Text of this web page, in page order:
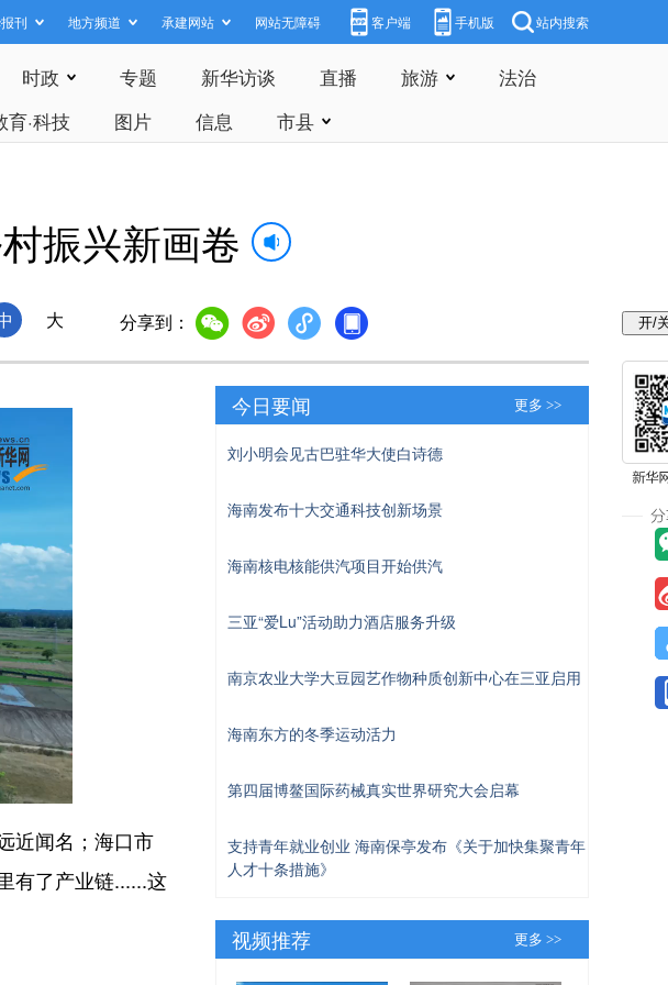
刊 地方频道 承建网站 网站无障碍 客户端 手机版 站内搜索
时政 专题 新华访谈 直播 旅游
法治
育·科技 图片 信息 市县
振兴新画卷
大 分享到：
近闻名；海口市
有了产业链......这
今日要闻 更多 >>
刘小明会见古巴驻华大使白诗德
海南发布十大交通科技创新场景
海南核电核能供汽项目开始供汽
三亚“爱Lu”活动助力酒店服务升级
南京农业大学大豆园艺作物种质创新中心在三亚启用
海南东方的冬季运动活力
第四届博鳌国际药械真实世界研究大会启幕
支持青年就业创业 海南保亭发布《关于加快集聚青年
人才十条措施》
视频推荐 更多 >>